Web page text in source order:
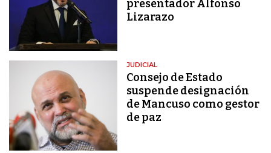
presentador Alfonso
Lizarazo
JUDICIAL
Consejo de Estado
suspende designación
de Mancuso como gestor
de paz